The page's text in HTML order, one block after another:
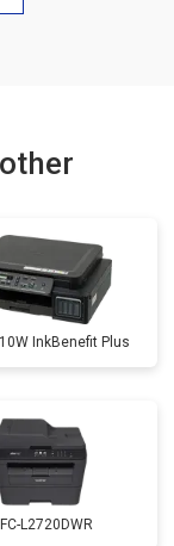
₽
InkBenefit Plus
L2720DWR